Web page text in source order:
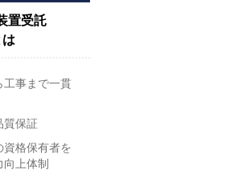
置受託
事まで一貫
質保証
格保有者を
上体制